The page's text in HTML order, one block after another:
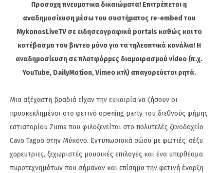
Προσοχη πνευματικα δικαιώματα! Επιτρέπεται η
αναδημοσίευση μέσω του συστήματος re-embed του
MykonosLiveTV σε ειδησεογραφικά portals καθώς και το
κατέβασμα του βιντεο μόνο για τα τηλεοπτικά κανάλια! Η
αναδημοσίευση σε πλατφόρμες διαμοιρασμού video (π.χ.
YouTube, DailyMotion, Vimeo κτλ) απαγορεύεται ρητά.
Μια αξέχαστη βραδιά είχαν την ευκαιρία να ζήσουν οι
προσκεκλημένοι στο φετινό opening party του διεθνούς φήμης
εστιατορίου Zuma που φιλοξενείται στο πολυτελές ξενοδοχείο
Cavo Tagoo στην Μύκονο. Εντυπωσιακά σώου με φωτιές, σέξυ
χορεύτριες, ξεχωριστές μουσικές επιλογές και ένα υπερθέαμα
πυροτεχνημάτων που σήμαναν και επίσημα την φετινή έναρξη